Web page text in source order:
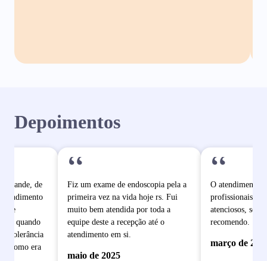
Depoimentos
grande, de
de
quando
intolerância
como era
“
Fiz um exame de endoscopia pela a
primeira vez na vida hoje rs. Fui
muito bem atendida por toda a
equipe deste a recepção até o
atendimento em si.
maio de 2025
“
O atendimento
profissionais
atenciosos, sem
recomendo.
março de